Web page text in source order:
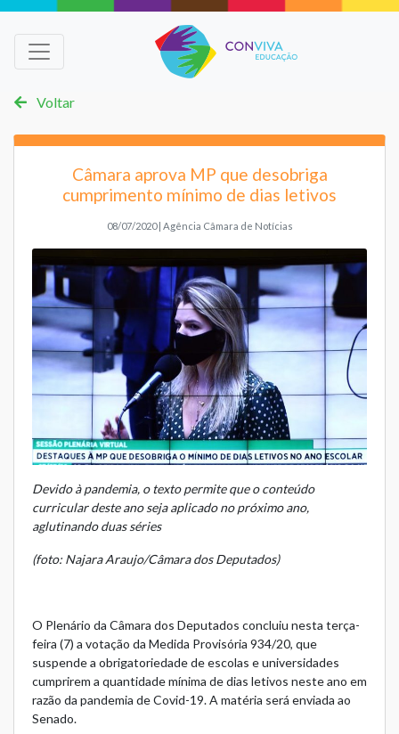
Voltar
Câmara aprova MP que desobriga
cumprimento mínimo de dias letivos
08/07/2020 | Agência Câmara de Notícias
Devido à pandemia, o texto permite que o conteúdo
curricular deste ano seja aplicado no próximo ano,
aglutinando duas séries
(foto: Najara Araujo/Câmara dos Deputados)
O Plenário da Câmara dos Deputados concluiu nesta terça-
feira (7) a votação da Medida Provisória 934/20, que
suspende a obrigatoriedade de escolas e universidades
cumprirem a quantidade mínima de dias letivos neste ano em
razão da pandemia de Covid-19. A matéria será enviada ao
Senado.